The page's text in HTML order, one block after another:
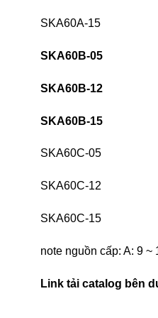
SKA60A-15
SKA60B-05
SKA60B-12
SKA60B-15
SKA60C-05
SKA60C-12
SKA60C-15
note nguồn cấp: A: 9
Link tải catalog bên